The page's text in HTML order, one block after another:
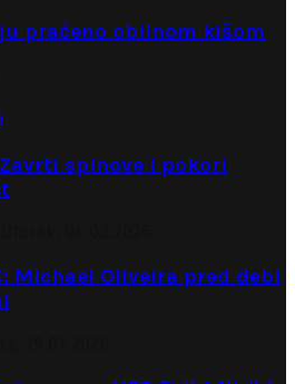
praćeno obilnom kišom
Zavrti spinove i pokori
Michael Oliveira pred debi